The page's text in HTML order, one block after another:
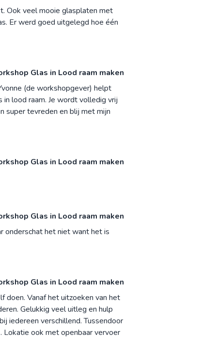
Ook veel mooie glasplaten met
Er werd goed uitgelegd hoe één
Glas in Lood raam maken
(de workshopgever) helpt
lood raam. Je wordt volledig vrij
super tevreden en blij met mijn
Glas in Lood raam maken
Glas in Lood raam maken
onderschat het niet want het is
Glas in Lood raam maken
doen. Vanaf het uitzoeken van het
Gelukkig veel uitleg en hulp
iedereen verschillend. Tussendoor
Lokatie ook met openbaar vervoer